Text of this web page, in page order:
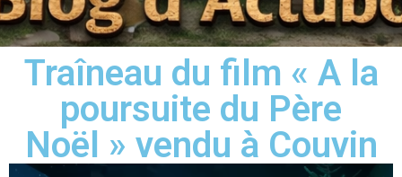
Traîneau du film « A la
poursuite du Père
Noël » vendu à Couvin